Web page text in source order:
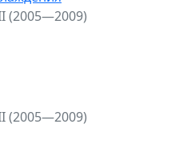
(2005—2009)
(2005—2009)